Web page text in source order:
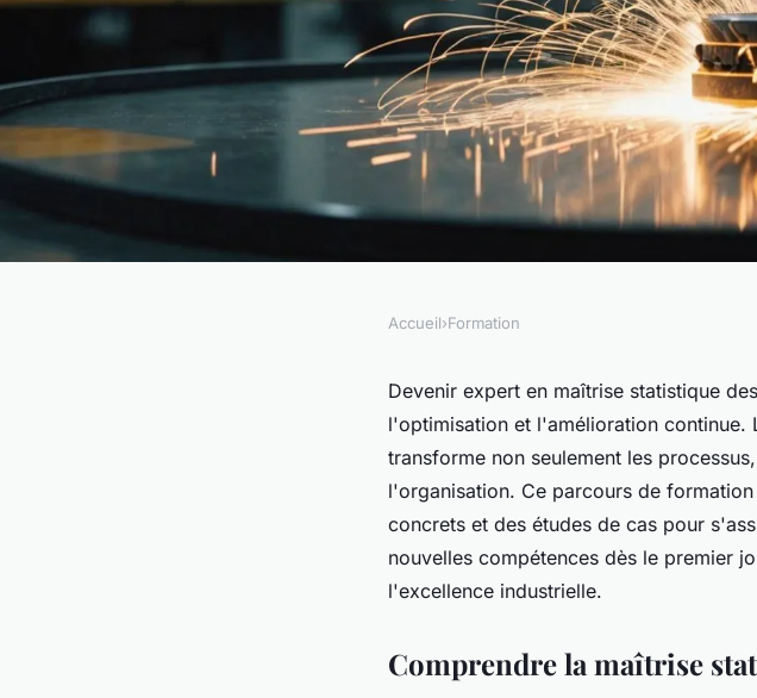
Devenez expert en maîtrise
des procédés industriels
Accueil›Formation
Devenir expert en maîtrise statistique
l'optimisation et l'amélioration continue.
transforme non seulement les
l'organisation. Ce parcours de
concrets et des études de cas pour
nouvelles compétences dès le premier
l'excellence industrielle.
Comprendre la maîtrise